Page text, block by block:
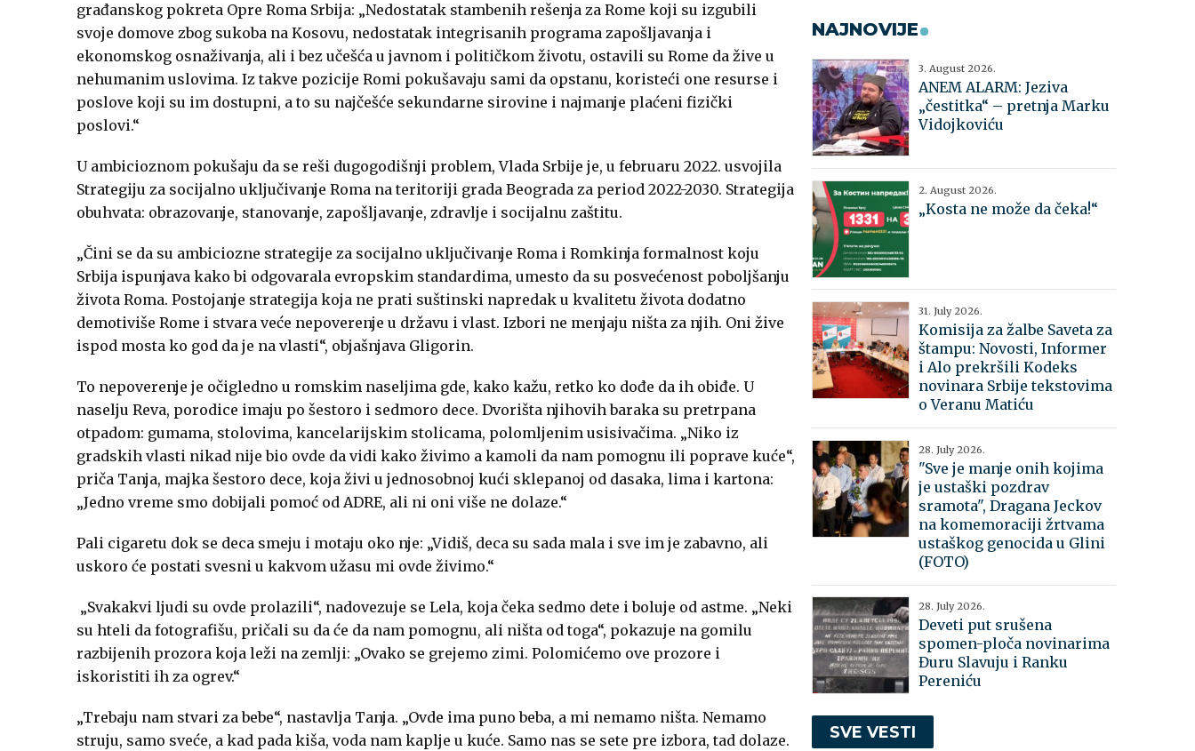
građanskog pokreta Opre Roma Srbija: „Nedostatak stambenih rešenja za Rome koji su izgubili
svoje domove zbog sukoba na Kosovu, nedostatak integrisanih programa zapošljavanja i
ekonomskog osnaživanja, ali i bez učešća u javnom i političkom životu, ostavili su Rome da žive u
nehumanim uslovima. Iz takve pozicije Romi pokušavaju sami da opstanu, koristeći one resurse i
poslove koji su im dostupni, a to su najčešće sekundarne sirovine i najmanje plaćeni fizički
poslovi.“
U ambicioznom pokušaju da se reši dugogodišnji problem, Vlada Srbije je, u februaru 2022. usvojila
Strategiju za socijalno uključivanje Roma na teritoriji grada Beograda za period 2022-2030. Strategija
obuhvata: obrazovanje, stanovanje, zapošljavanje, zdravlje i socijalnu zaštitu.
„Čini se da su ambiciozne strategije za socijalno uključivanje Roma i Romkinja formalnost koju
Srbija ispunjava kako bi odgovarala evropskim standardima, umesto da su posvećenost poboljšanju
života Roma. Postojanje strategija koja ne prati suštinski napredak u kvalitetu života dodatno
demotiviše Rome i stvara veće nepoverenje u državu i vlast. Izbori ne menjaju ništa za njih. Oni žive
ispod mosta ko god da je na vlasti“, objašnjava Gligorin.
To nepoverenje je očigledno u romskim naseljima gde, kako kažu, retko ko dođe da ih obiđe. U
naselju Reva, porodice imaju po šestoro i sedmoro dece. Dvorišta njihovih baraka su pretrpana
otpadom: gumama, stolovima, kancelarijskim stolicama, polomljenim usisivačima. „Niko iz
gradskih vlasti nikad nije bio ovde da vidi kako živimo a kamoli da nam pomognu ili poprave kuće“,
priča Tanja, majka šestoro dece, koja živi u jednosobnoj kući sklepanoj od dasaka, lima i kartona:
„Jedno vreme smo dobijali pomoć od ADRE, ali ni oni više ne dolaze.“
Pali cigaretu dok se deca smeju i motaju oko nje: „Vidiš, deca su sada mala i sve im je zabavno, ali
uskoro će postati svesni u kakvom užasu mi ovde živimo.“
„Svakakvi ljudi su ovde prolazili“, nadovezuje se Lela, koja čeka sedmo dete i boluje od astme. „Neki
su hteli da fotografišu, pričali su da će da nam pomognu, ali ništa od toga“, pokazuje na gomilu
razbijenih prozora koja leži na zemlji: „Ovako se grejemo zimi. Polomićemo ove prozore i
iskoristiti ih za ogrev.“
„Trebaju nam stvari za bebe“, nastavlja Tanja. „Ovde ima puno beba, a mi nemamo ništa. Nemamo
struju, samo sveće, a kad pada kiša, voda nam kaplje u kuće. Samo nas se sete pre izbora, tad dolaze.
NAJNOVIJE
3. August 2026.
ANEM ALARM: Jeziva
„čestitka“ – pretnja Marku
Vidojkoviću
2. August 2026.
„Kosta ne može da čeka!“
31. July 2026.
Komisija za žalbe Saveta za
štampu: Novosti, Informer
i Alo prekršili Kodeks
novinara Srbije tekstovima
o Veranu Matiću
28. July 2026.
"Sve je manje onih kojima
je ustaški pozdrav
sramota", Dragana Jeckov
na komemoraciji žrtvama
ustaškog genocida u Glini
(FOTO)
28. July 2026.
Deveti put srušena
spomen-ploča novinarima
Đuru Slavuju i Ranku
Pereniću
SVE VESTI